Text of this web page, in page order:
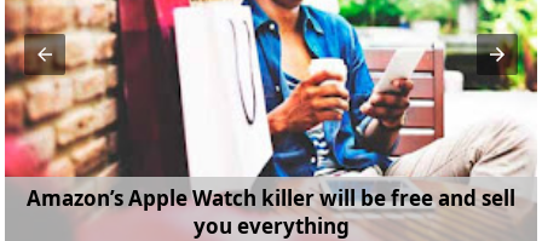
Amazon’s Apple Watch killer will be free and sell
you everything